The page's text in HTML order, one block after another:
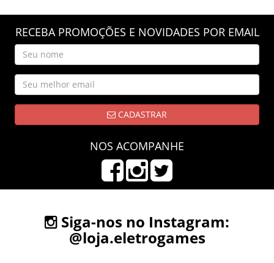
RECEBA PROMOÇÕES E NOVIDADES POR EMAIL
CADASTRAR
NOS ACOMPANHE
Siga-nos no Instagram:
@loja.eletrogames